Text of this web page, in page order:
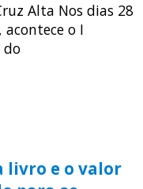
Alta Nos dias 28
acontece o I
do
livro e o valor